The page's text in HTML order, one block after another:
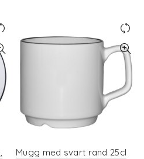
flera
varianter.
alternativen
kan
väljas
produktsidan
Mugg med svart rand 25cl